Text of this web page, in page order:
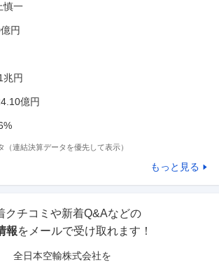
慎一
円
兆円
億円
（連結決算データを優先して表示）
もっと見る
クチコミや新着Q&Aなどの
報をメールで受け取れます！
全日本空輸株式会社を